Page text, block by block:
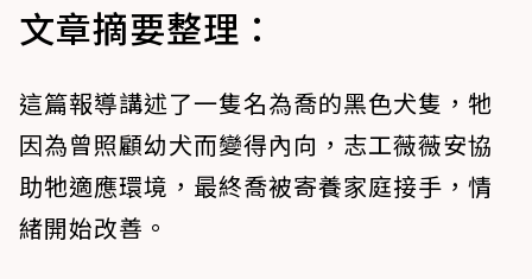
文章摘要整理：
這篇報導講述了一隻名為喬的黑色犬隻，牠
因為曾照顧幼犬而變得內向，志工薇薇安協
助牠適應環境，最終喬被寄養家庭接手，情
緒開始改善。